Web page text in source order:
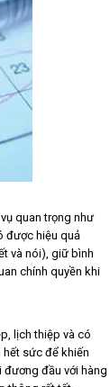
quan trọng như
được hiệu quả
và nói), giữ bình
chính quyền khi
lịch thiệp và có
sức để khiến
đương đầu với hàng